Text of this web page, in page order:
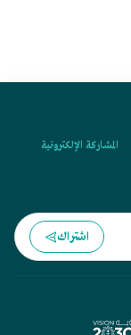
المشاركة الإلكترونية
اشتراك